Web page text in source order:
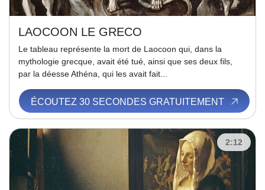
LAOCOON LE GRECO
Le tableau représente la mort de Laocoon qui, dans la
mythologie grecque, avait été tué, ainsi que ses deux fils,
par la déesse Athéna, qui les avait fait...
ÉCOUTEZ 30 SECONDES GRATUITEMENT
2:12